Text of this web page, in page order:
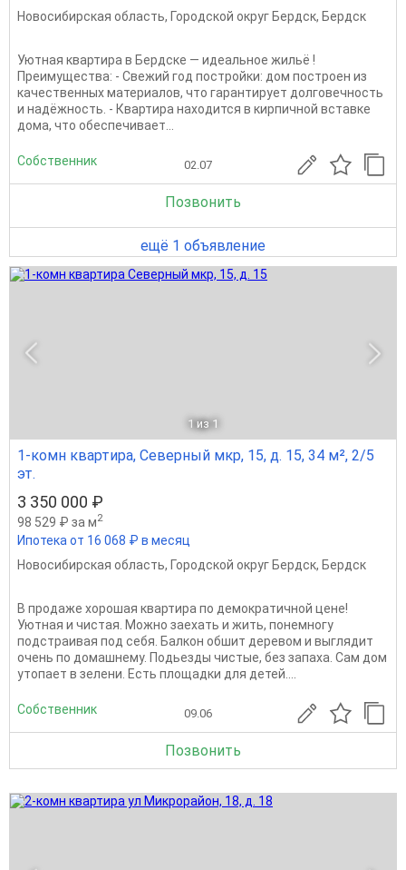
Новосибирская область, Городской округ Бердск, Бердск
Уютная квартира в Бердске — идеальное жильё !
Преимущества: - Свежий год постройки: дом построен из
качественных материалов, что гарантирует долговечность
и надёжность. - Квартира находится в кирпичной вставке
дома, что обеспечивает...
Собственник 02.07
Позвонить
ещё 1 объявление
1 из 1
1-комн квартира, Северный мкр, 15, д. 15, 34 м², 2/5
эт.
3 350 000 ₽
98 529 ₽ за м2
Ипотека от 16 068 ₽ в месяц
Новосибирская область, Городской округ Бердск, Бердск
В продаже хорошая квартира по демократичной цене!
Уютная и чистая. Можно заехать и жить, понемногу
подстраивая под себя. Балкон обшит деревом и выглядит
очень по домашнему. Подьезды чистые, без запаха. Сам дом
утопает в зелени. Есть площадки для детей....
Собственник 09.06
Позвонить